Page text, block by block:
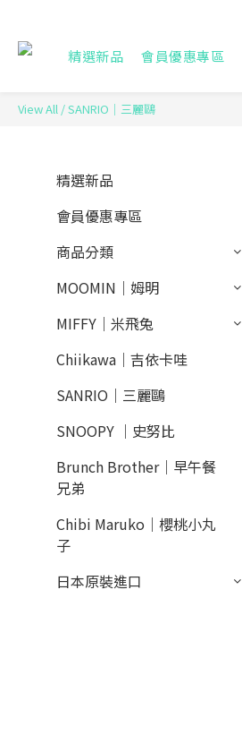
精選新品 會員優惠專區
View All /SANRIO｜三麗鷗
精選新品
會員優惠專區
商品分類
MOOMIN｜姆明
MIFFY｜米飛兔
Chiikawa｜吉依卡哇
SANRIO｜三麗鷗
SNOOPY ｜史努比
Brunch Brother｜早午餐
兄弟
Chibi Maruko｜櫻桃小丸
子
日本原裝進口